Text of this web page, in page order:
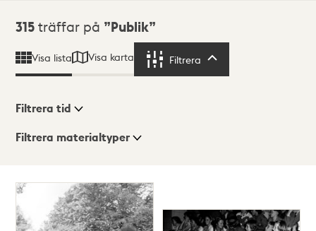
Sökresultat
315 träffar på Publik
Visa lista Visa karta Filtrera
Visningsläge
Karta
Filtrera tid
Filtrera materialtyper
315träffar